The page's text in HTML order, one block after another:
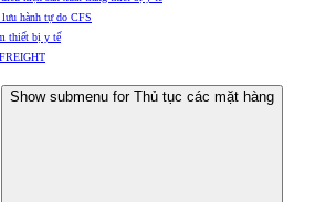
lưu hành tự do CFS
thiết bị y tế
Show submenu for Thủ tục các mặt hàng